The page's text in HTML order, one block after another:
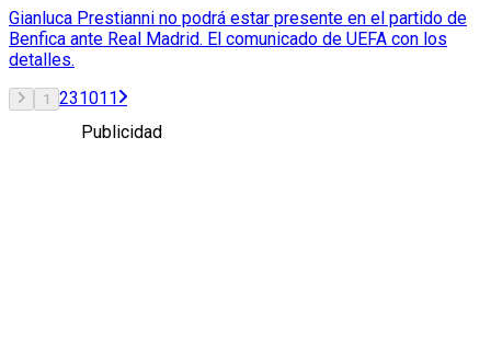
Gianluca Prestianni no podrá estar presente en el partido de
Benfica ante Real Madrid. El comunicado de UEFA con los
detalles.
1 231011
Publicidad